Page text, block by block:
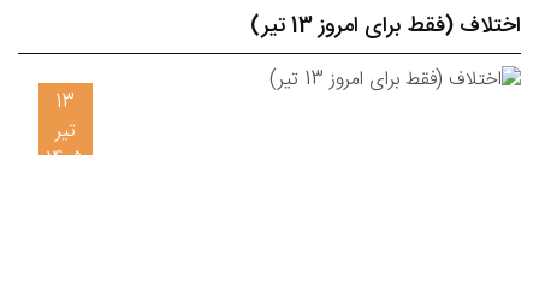
اختلاف (فقط برای امروز 13 تیر)
13
تیر
1405